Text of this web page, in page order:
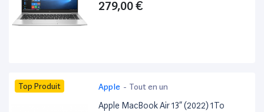
279,00 €
Top Produit Apple - Tout en un
Apple MacBook Air 13” (2022) 1To